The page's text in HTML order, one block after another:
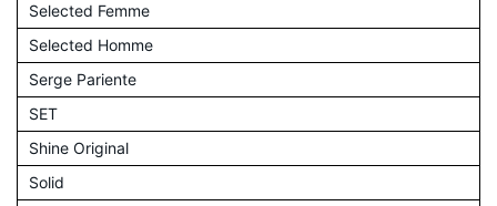
Selected Femme
Selected Homme
Serge Pariente
SET
Shine Original
Solid